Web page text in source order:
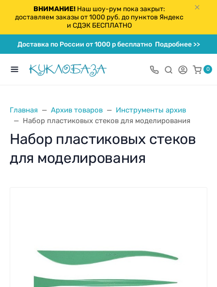
ВНИМАНИЕ!Наш шоу-рум пока закрыт:
доставляем заказы от 1000 руб. до пунктов Яндекс
и СДЭК БЕСПЛАТНО
Доставка по России от 1000 р бесплатноПодробнее >>
0
Главная Архив товаров
Инструменты архив
Набор пластиковых стеков для моделирования
Набор пластиковых стеков
для моделирования